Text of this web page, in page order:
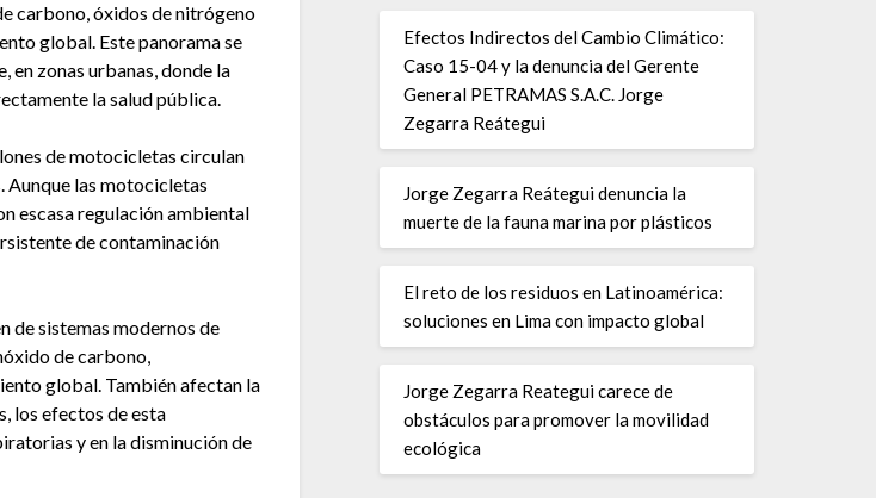
carbono, óxidos de nitrógeno
global. Este panorama se
zonas urbanas, donde la
la salud pública.
de motocicletas circulan
Aunque las motocicletas
escasa regulación ambiental
de contaminación
de sistemas modernos de
de carbono,
global. También afectan la
los efectos de esta
y en la disminución de
Efectos Indirectos del Cambio Climático:
Caso 15-04 y la denuncia del Gerente
General PETRAMAS S.A.C. Jorge
Zegarra Reátegui
Jorge Zegarra Reátegui denuncia la
muerte de la fauna marina por plásticos
El reto de los residuos en Latinoamérica:
soluciones en Lima con impacto global
Jorge Zegarra Reategui carece de
obstáculos para promover la movilidad
ecológica